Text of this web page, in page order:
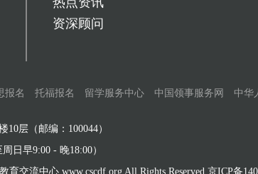
资深顾问
报名 托福报名 留学服务中心 中国领事服务网 中华
层（邮编：100044）
日早9:00 - 晚18:00）
育交流中心 www.cscdf.org All Rights Reserved 京ICP备